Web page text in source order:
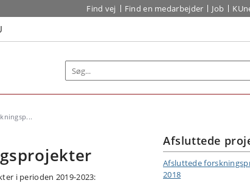
Find vej Find en medarbejder Job
i perioden 2019-2023:
Afsluttede
Afsluttede
2018